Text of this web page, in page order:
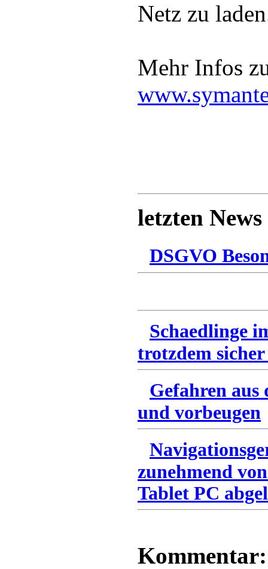
Netz zu
Mehr Infos
letzten News
DSGVO
Schaedlinge
trotzdem
Gefahren
und vorbeugen
zunehmend
Tablet PC
Kommentar: